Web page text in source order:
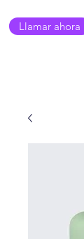
Llamar ahora